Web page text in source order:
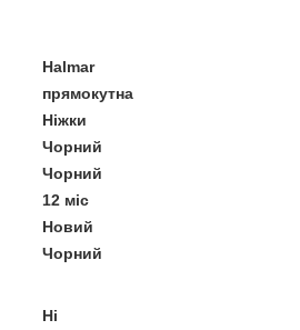
Halmar
прямокутна
Ніжки
Чорний
Чорний
12 міс
Новий
Чорний
Ні